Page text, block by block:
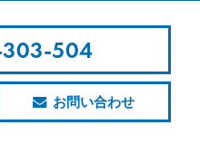
504
お問い合わせ